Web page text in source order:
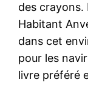
des crayons.
Habitant
dans cet
pour les
livre préféré